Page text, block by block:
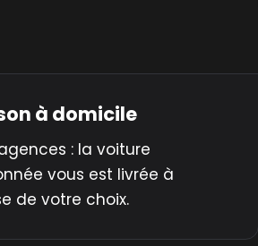
à domicile
: la voiture
vous est livrée à
de votre choix.